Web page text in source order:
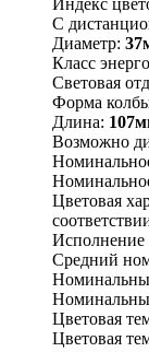
С
Диаметр:
Класс
Световая
Форма
Длина:
Возможно
Цветовая
Исполнение
Средний
Цветовая
Цветовая